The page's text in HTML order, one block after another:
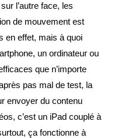
l’autre face, les
de mouvement est
en effet, mais à quoi
un ordinateur ou
que n’importe
pas mal de test, la
envoyer du contenu
c’est un iPad couplé à
ça fonctionne à